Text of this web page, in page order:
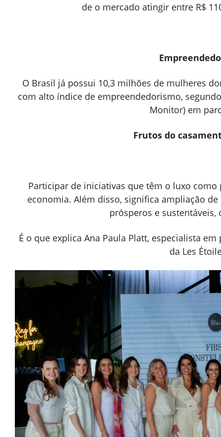
de o mercado atingir entre R$
O Brasil já possui 10,3 milhões de mulheres
com alto índice de empreendedorismo,
Monitor) em
Frutos do
Participar de iniciativas que têm o luxo
economia. Além disso, significa ampliação
prósperos e
É o que explica Ana Paula Platt, especialista
da Les